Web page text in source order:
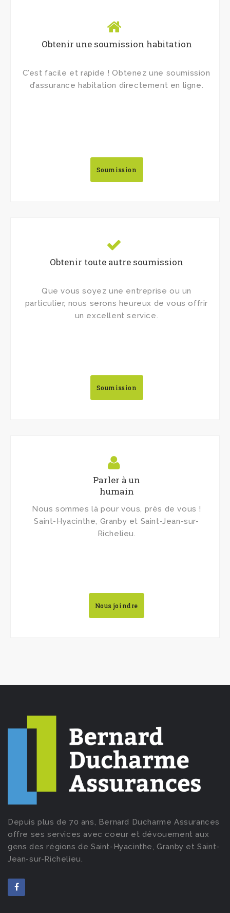
Obtenir une soumission habitation
C’est facile et rapide ! Obtenez une soumission
d’assurance habitation directement en ligne.
Soumission
Obtenir toute autre soumission
Que vous soyez une entreprise ou un
particulier, nous serons heureux de vous offrir
un excellent service.
Soumission
Parler à un
humain
Nous sommes là pour vous, près de vous !
Saint-Hyacinthe, Granby et Saint-Jean-sur-
Richelieu.
Nous joindre
Depuis plus de 70 ans, Bernard Ducharme Assurances
offre ses services avec coeur et dévouement aux
gens des régions de Saint-Hyacinthe, Granby et Saint-
Jean-sur-Richelieu.